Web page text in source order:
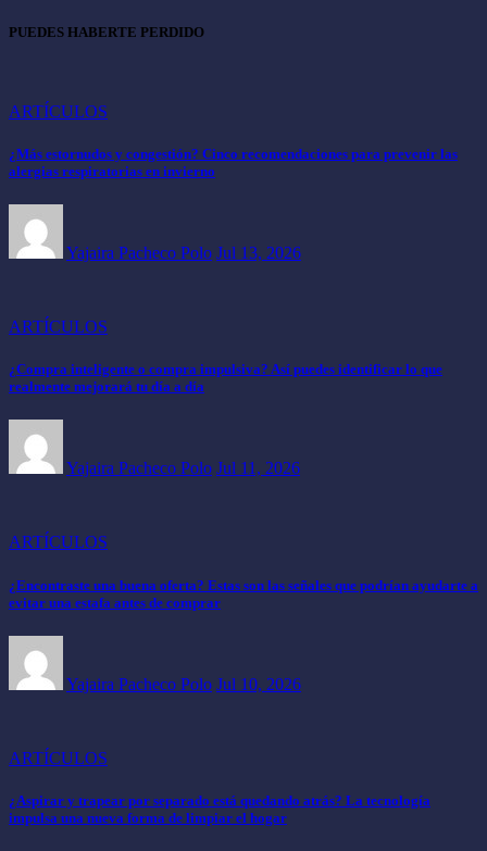
PUEDES HABERTE PERDIDO
ARTÍCULOS
¿Más estornudos y congestión? Cinco recomendaciones para prevenir las
alergias respiratorias en invierno
Yajaira Pacheco Polo Jul 13, 2026
ARTÍCULOS
¿Compra inteligente o compra impulsiva? Así puedes identificar lo que
realmente mejorará tu día a día
Yajaira Pacheco Polo Jul 11, 2026
ARTÍCULOS
¿Encontraste una buena oferta? Estas son las señales que podrían ayudarte a
evitar una estafa antes de comprar
Yajaira Pacheco Polo Jul 10, 2026
ARTÍCULOS
¿Aspirar y trapear por separado está quedando atrás? La tecnología
impulsa una nueva forma de limpiar el hogar